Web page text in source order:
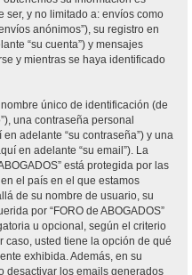
ser, y no limitado a: envíos como
anónimos”), su registro en
“su cuenta”) y mensajes
y mientras se haya identificado
único de identificación (de
una contraseña personal
adelante “su contraseña”) y una
en adelante “su email”). La
está protegida por las
el país en el que estamos
de su nombre de usuario, su
por “FORO de ABOGADOS”
u opcional, según el criterio
caso, usted tiene la opción de qué
exhibida. Además, en su
desactivar los emails generados